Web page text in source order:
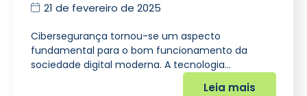
21 de fevereiro de 2025
Cibersegurança tornou-se um aspecto
fundamental para o bom funcionamento da
sociedade digital moderna. A tecnologia…
Leia mais